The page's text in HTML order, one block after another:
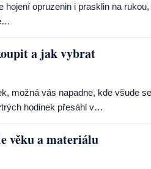
hojení opruzenin i prasklin na
a jak vybrat
možná vás napadne, kde všude
hodinek přesáhl v…
věku a materiálu